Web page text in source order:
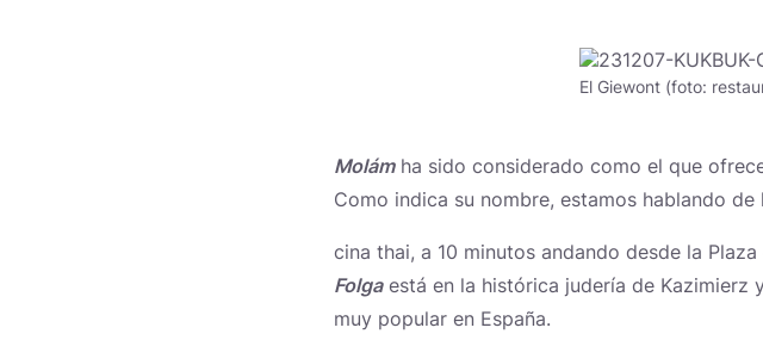
El Giewont (foto:
Molámha sido considerado como el que
Como indica su nombre, estamos hablando de
cina thai, a 10 minutos andando desde la
Folgaestá en la histórica judería de Kazimierz
muy popular en España.